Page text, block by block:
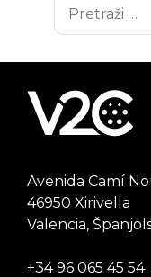
Avenida Camí
46950 Xirivella
Valencia,
+34 96 065 45 54